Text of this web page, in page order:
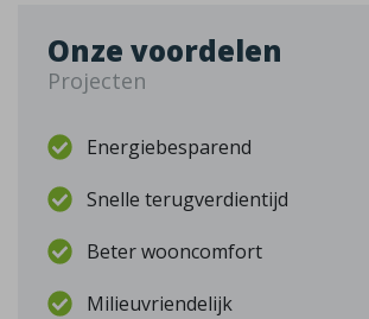
Onze voordelen
Projecten
Energiebesparend
Snelle terugverdientijd
Beter wooncomfort
Milieuvriendelijk